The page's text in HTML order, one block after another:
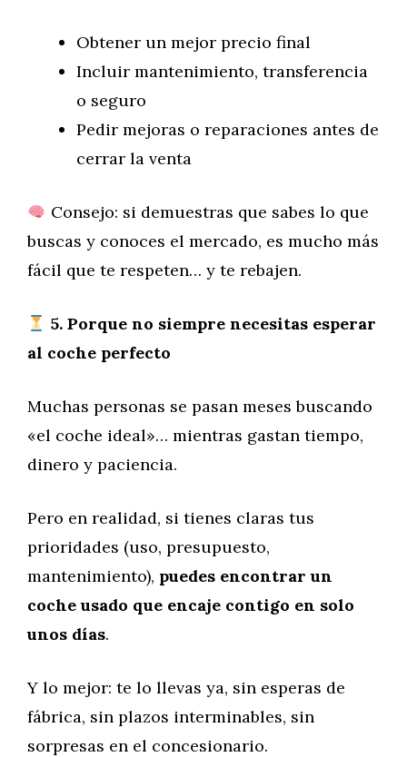
Obtener un mejor precio final
Incluir mantenimiento, transferencia
o seguro
Pedir mejoras o reparaciones antes de
cerrar la venta
Consejo: si demuestras que sabes lo que
buscas y conoces el mercado, es mucho más
fácil que te respeten… y te rebajen.
5. Porque no siempre necesitas esperar
al coche perfecto
Muchas personas se pasan meses buscando
«el coche ideal»… mientras gastan tiempo,
dinero y paciencia.
Pero en realidad, si tienes claras tus
prioridades (uso, presupuesto,
mantenimiento), puedes encontrar un
coche usado que encaje contigo en solo
unos días.
Y lo mejor: te lo llevas ya, sin esperas de
fábrica, sin plazos interminables, sin
sorpresas en el concesionario.